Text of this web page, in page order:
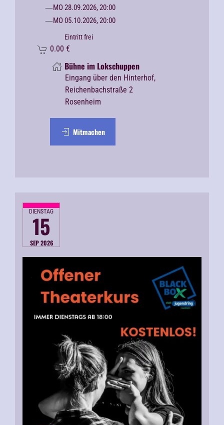
MO 28.09.2026, 20:00
MO 05.10.2026, 20:00
Eintritt frei
0.00 €
Bühne im Lokschuppen
Eingang über den Hinterhof,
Reichenbachstraße 2
Rosenheim
Mitmachen
DIENSTAG
15
SEP 2026